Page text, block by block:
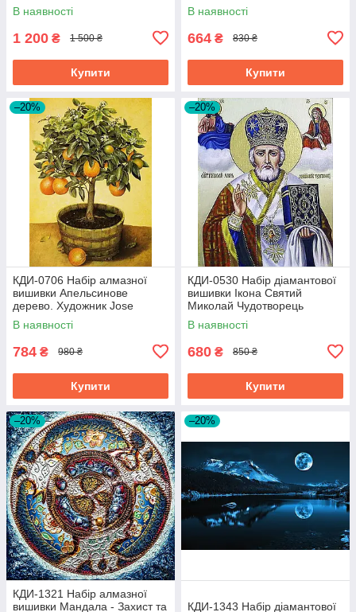
В наявності
1 200 ₴ 1 500 ₴
Купити
В наявності
664 ₴ 830 ₴
Купити
–20%
КДИ-0706 Набір алмазної
вишивки Апельсинове
дерево. Художник Jоse
Escofet
В наявності
784 ₴ 980 ₴
Купити
–20%
КДИ-0530 Набір діамантової
вишивки Ікона Святий
Миколай Чудотворець
В наявності
680 ₴ 850 ₴
Купити
–20%
КДИ-1321 Набір алмазної
вишивки Мандала - Захист та
–20%
КДИ-1343 Набір діамантової